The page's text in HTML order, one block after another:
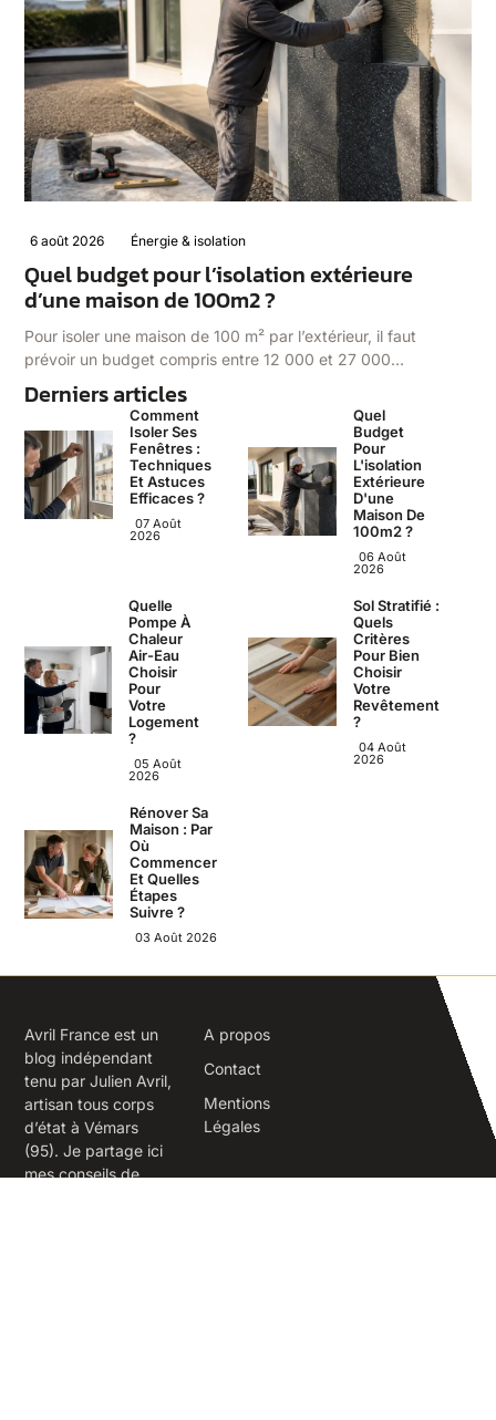
6 août 2026 Énergie & isolation
Quel budget pour l’isolation extérieure
d’une maison de 100m2 ?
Pour isoler une maison de 100 m² par l’extérieur, il faut
prévoir un budget compris entre 12 000 et 27 000…
Derniers articles
Comment
Isoler Ses
Fenêtres :
Techniques
Et Astuces
Efficaces ?
07 Août
2026
Quel
Budget
Pour
L'isolation
Extérieure
D'une
Maison De
100m2 ?
06 Août
2026
Quelle
Pompe À
Chaleur
Air-Eau
Choisir
Pour
Votre
Logement
?
05 Août
2026
Sol Stratifié :
Quels
Critères
Pour Bien
Choisir
Votre
Revêtement
?
04 Août
2026
Rénover Sa
Maison : Par
Où
Commencer
Et Quelles
Étapes
Suivre ?
03 Août 2026
Avril France est un
blog indépendant
tenu par Julien Avril,
artisan tous corps
d’état à Vémars
(95). Je partage ici
mes conseils de
A propos
Contact
Mentions
Légales